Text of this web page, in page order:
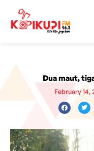
Dua maut,
February 14,